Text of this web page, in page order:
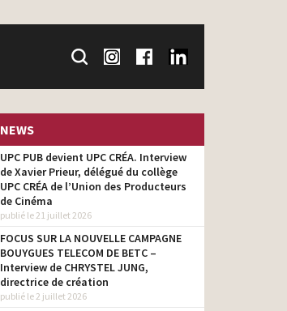
NEWS
UPC PUB devient UPC CRÉA. Interview
de Xavier Prieur, délégué du collège
UPC CRÉA de l’Union des Producteurs
de Cinéma
publié le 21 juillet 2026
FOCUS SUR LA NOUVELLE CAMPAGNE
BOUYGUES TELECOM DE BETC –
Interview de CHRYSTEL JUNG,
directrice de création
publié le 2 juillet 2026